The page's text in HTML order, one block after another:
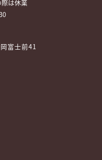
は休業
富士前41